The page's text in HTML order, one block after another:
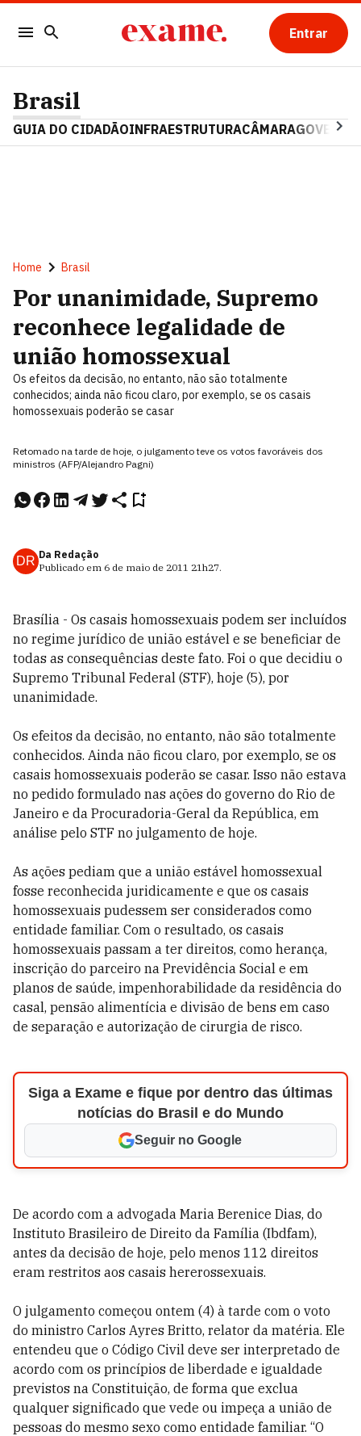
Entrar
Brasil
GUIA DO CIDADÃOINFRAESTRUTURACÂMARAGOVERNO
Home Brasil
Por unanimidade, Supremo
reconhece legalidade de
união homossexual
Os efeitos da decisão, no entanto, não são totalmente
conhecidos; ainda não ficou claro, por exemplo, se os casais
homossexuais poderão se casar
Retomado na tarde de hoje, o julgamento teve os votos favoráveis dos
ministros (AFP/Alejandro Pagni)
DR Da Redação
Publicado em 6 de maio de 2011 21h27.
Brasília - Os casais homossexuais podem ser incluídos
no regime jurídico de união estável e se beneficiar de
todas as consequências deste fato. Foi o que decidiu o
Supremo Tribunal Federal (STF), hoje (5), por
unanimidade.
Os efeitos da decisão, no entanto, não são totalmente
conhecidos. Ainda não ficou claro, por exemplo, se os
casais homossexuais poderão se casar. Isso não estava
no pedido formulado nas ações do governo do Rio de
Janeiro e da Procuradoria-Geral da República, em
análise pelo STF no julgamento de hoje.
As ações pediam que a união estável homossexual
fosse reconhecida juridicamente e que os casais
homossexuais pudessem ser considerados como
entidade familiar. Com o resultado, os casais
homossexuais passam a ter direitos, como herança,
inscrição do parceiro na Previdência Social e em
planos de saúde, impenhorabilidade da residência do
casal, pensão alimentícia e divisão de bens em caso
de separação e autorização de cirurgia de risco.
Siga a Exame e fique por dentro das últimas
notícias do Brasil e do Mundo
Seguir no Google
De acordo com a advogada Maria Berenice Dias, do
Instituto Brasileiro de Direito da Família (Ibdfam),
antes da decisão de hoje, pelo menos 112 direitos
eram restritos aos casais hererossexuais.
O julgamento começou ontem (4) à tarde com o voto
do ministro Carlos Ayres Britto, relator da matéria. Ele
entendeu que o Código Civil deve ser interpretado de
acordo com os princípios de liberdade e igualdade
previstos na Constituição, de forma que exclua
qualquer significado que vede ou impeça a união de
pessoas do mesmo sexo como entidade familiar. “O